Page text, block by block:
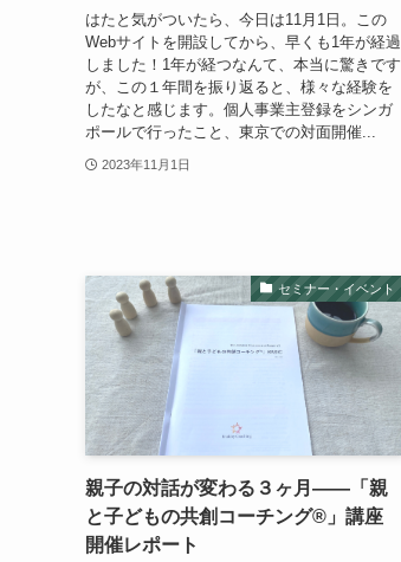
はたと気がついたら、今日は11月1日。この
Webサイトを開設してから、早くも1年が経過
しました！1年が経つなんて、本当に驚きです
が、この１年間を振り返ると、様々な経験を
したなと感じます。個人事業主登録をシンガ
ポールで行ったこと、東京での対面開催...
2023年11月1日
セミナー・イベント
親子の対話が変わる３ヶ月——「親
と子どもの共創コーチング®」講座
開催レポート